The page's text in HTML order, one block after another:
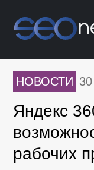
НОВОСТИ
Яндекс
рабочих